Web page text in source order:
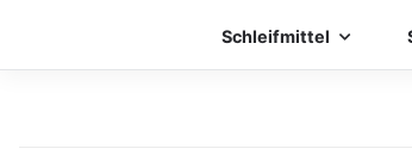
Schleifmittel